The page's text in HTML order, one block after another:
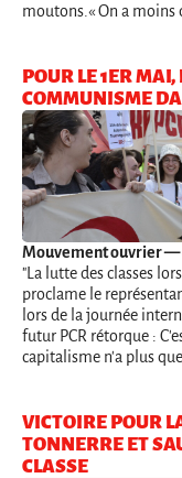
moutons.« On a moins
POUR LE 1ER
COMMUNISME
Mouvement ouvrier—
"La lutte des classes
proclame le
lors de la journée
futur PCR rétorque :
capitalisme n'a plus
VICTOIRE POUR
TONNERRE ET
CLASSE